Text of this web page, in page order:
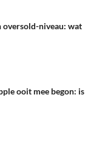
niveau: wat
ooit mee begon: is